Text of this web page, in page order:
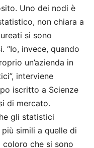
Uno dei nodi è
non chiara a
si sono
“Io, invece, quando
un’azienda in
interviene
iscritto a Scienze
di mercato.
gli statistici
simili a quelle di
che si sono